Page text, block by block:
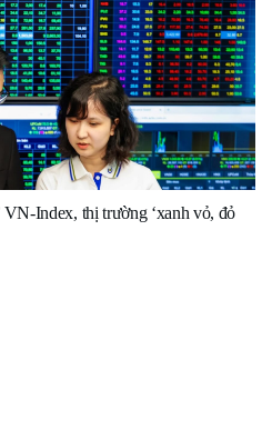
VN-Index, thị trường ‘xanh vỏ, đỏ